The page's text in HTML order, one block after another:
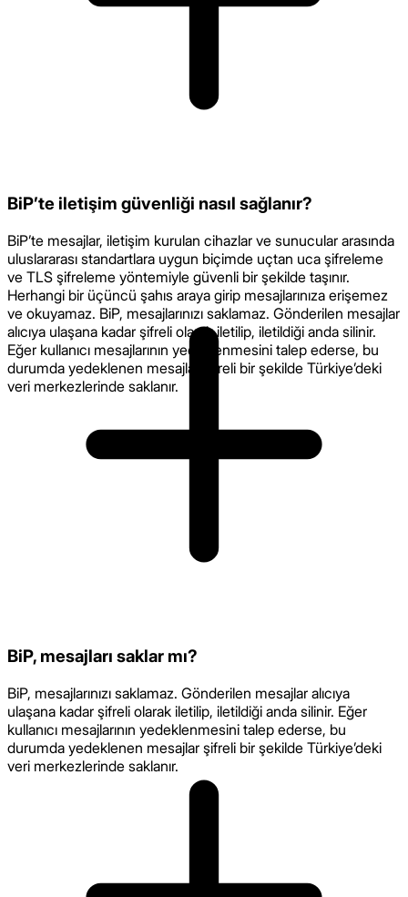
BiP’te iletişim güvenliği nasıl sağlanır?
BiP’te mesajlar, iletişim kurulan cihazlar ve sunucular arasında
uluslararası standartlara uygun biçimde uçtan uca şifreleme
ve TLS şifreleme yöntemiyle güvenli bir şekilde taşınır.
Herhangi bir üçüncü şahıs araya girip mesajlarınıza erişemez
ve okuyamaz. BiP, mesajlarınızı saklamaz. Gönderilen mesajlar
alıcıya ulaşana kadar şifreli olarak iletilip, iletildiği anda silinir.
Eğer kullanıcı mesajlarının yedeklenmesini talep ederse, bu
durumda yedeklenen mesajlar şifreli bir şekilde Türkiye’deki
veri merkezlerinde saklanır.
BiP, mesajları saklar mı?
BiP, mesajlarınızı saklamaz. Gönderilen mesajlar alıcıya
ulaşana kadar şifreli olarak iletilip, iletildiği anda silinir. Eğer
kullanıcı mesajlarının yedeklenmesini talep ederse, bu
durumda yedeklenen mesajlar şifreli bir şekilde Türkiye’deki
veri merkezlerinde saklanır.